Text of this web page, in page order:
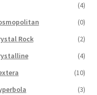
(4)
(0)
Rock
(2)
(4)
(10)
(3)